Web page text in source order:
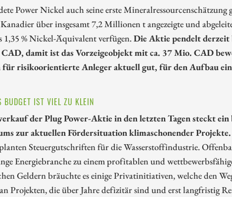
Power Nickel auch seine erste Mineralressourcenschätzung
über insgesamt 7,2 Millionen t angezeigte und
1,35 % Nickel-Äquivalent verfügen.Die Aktie pendelt derzeit
damit ist das Vorzeigeobjekt mit ca. 37 Mio. CAD
für risikoorientierte Anleger aktuell gut, für den Aufbau
BUDGET IST VIEL ZU KLEIN
der Plug Power-Aktie in den letzten Tagen steckt
zur aktuellen Fördersituation klimaschonender Projekte.
Steuergutschriften für die Wasserstoffindustrie.
Energiebranche zu einem profitablen und
Geldern bräuchte es einige Privatinitiativen, welche den
Projekten, die über Jahre defizitär sind und erst langfristig